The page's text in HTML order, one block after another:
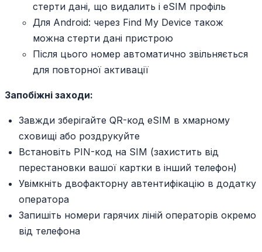
стерти дані, що видалить і eSIM профіль
Для Android: через Find My Device також
можна стерти дані пристрою
Після цього номер автоматично звільняється
для повторної активації
Запобіжні заходи:
Завжди зберігайте QR-код eSIM в хмарному
сховищі або роздрукуйте
Встановіть PIN-код на SIM (захистить від
перестановки вашої картки в інший телефон)
Увімкніть двофакторну автентифікацію в додатку
оператора
Запишіть номери гарячих ліній операторів окремо
від телефона